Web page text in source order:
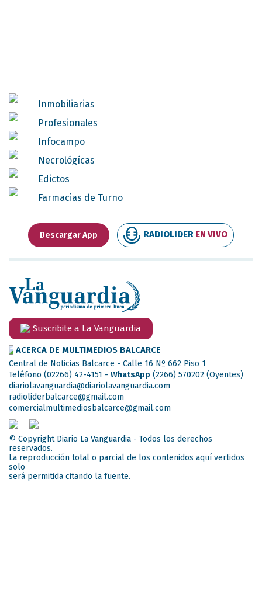
Inmobiliarias
Profesionales
Infocampo
Necrológícas
Edictos
Farmacias de Turno
Descargar App RADIOLIDER EN VIVO
Suscribite a La Vanguardia
ACERCA DE MULTIMEDIOS BALCARCE
Central de Noticias Balcarce - Calle 16 Nº 662 Piso 1
Teléfono (02266) 42-4151 - WhatsApp (2266) 570202 (Oyentes)
diariolavanguardia@diariolavanguardia.com
radioliderbalcarce@gmail.com
comercialmultimediosbalcarce@gmail.com
© Copyright Diario La Vanguardia - Todos los derechos
reservados.
La reproducción total o parcial de los contenidos aquí vertidos
solo
será permitida citando la fuente.